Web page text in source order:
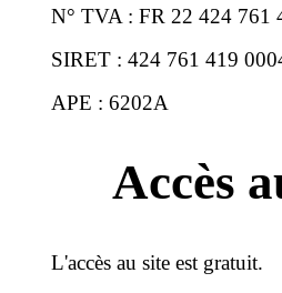
N° TVA : FR 22 424 761
SIRET : 424 761 419
APE : 6202A
Accès
L'accès au site est gratuit.